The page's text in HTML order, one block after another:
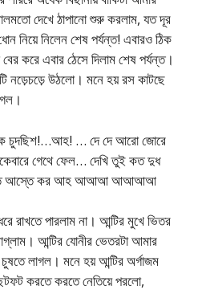
দেখে ঠাপানো শুরু করলাম, যত দূর
নিয়ে নিলেন শেষ পর্যন্ত! এবারও ঠিক
করে এবার ঠেসে দিলাম শেষ পর্যন্ত।
নড়েচড়ে উঠলো। মনে হয় রস কাটছে
চুদছিশ!…আহ! … দে দে আরো জোরে
গেথে ফেল… দেখি তুই কত দুধ
আস্তে কর আহ আআআ আআআআ
পারলাম না। আন্টির মুখে ভিতর
আন্টির যোনীর ভেতরটা আমার
লাগল। মনে হয় আন্টির অর্গাজম
করতে করতে নেতিয়ে পরলো,